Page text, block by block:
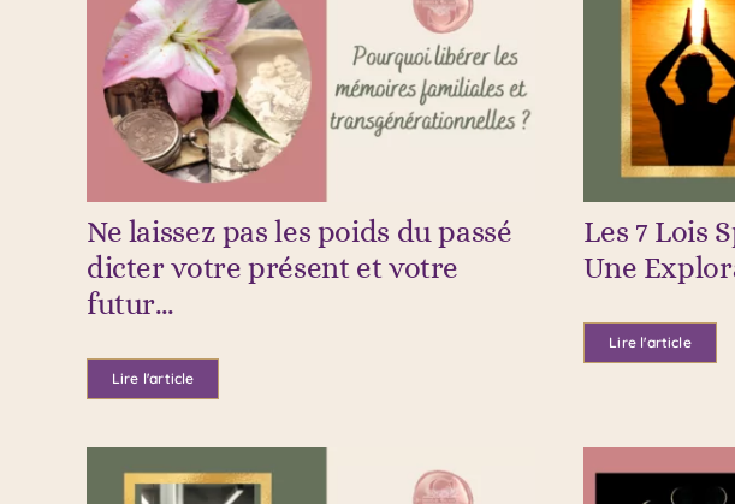
Ne laissez pas les poids du passé
dicter votre présent et votre
futur…
Lire l'article
Les 7 Lois
Une
Lire l'article